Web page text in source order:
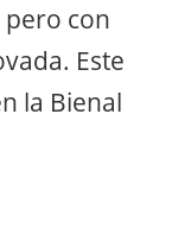
pero con
Este
la Bienal